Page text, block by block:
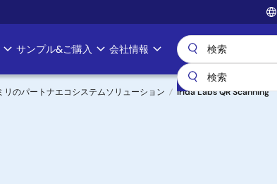
サンプル&ご購入 会社情報
リのパートナエコシステムソリューション Irida Labs QR Scanning